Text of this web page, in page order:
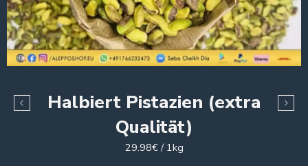
Halbiert Pistazien (extra
Qualität)
29.98€ / 1kg